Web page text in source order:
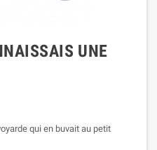
UNE
qui en buvait au petit